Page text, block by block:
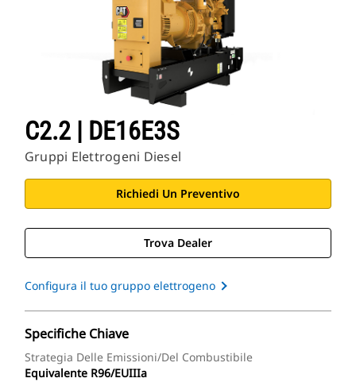
C2.2 | DE16E3S
Gruppi Elettrogeni Diesel
Richiedi Un Preventivo
Trova Dealer
Configura il tuo gruppo elettrogeno
Specifiche Chiave
Strategia Delle Emissioni/del Combustibile
Equivalente R96/EUIIIa